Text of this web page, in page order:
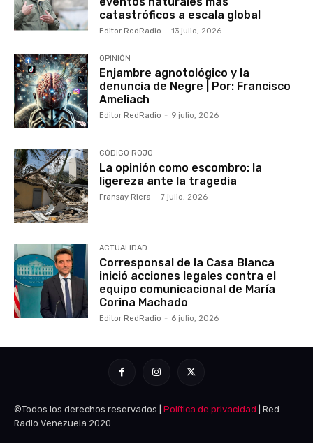
catastróficos a escala global
Editor RedRadio - 13 julio, 2026
OPINIÓN
Enjambre agnotológico y la
denuncia de Negre | Por: Francisco
Ameliach
Editor RedRadio - 9 julio, 2026
CÓDIGO ROJO
La opinión como escombro: la
ligereza ante la tragedia
Fransay Riera - 7 julio, 2026
ACTUALIDAD
Corresponsal de la Casa Blanca
inició acciones legales contra el
equipo comunicacional de María
Corina Machado
Editor RedRadio - 6 julio, 2026
©Todos los derechos reservados | Política de privacidad | Red
Radio Venezuela 2020